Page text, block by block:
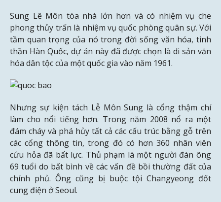
Sung Lê Môn tòa nhà lớn hơn và có nhiệm vụ che
phong thủy trấn là nhiệm vụ quốc phòng quân sự. Với
tầm quan trọng của nó trong đời sống văn hóa, tinh
thần Hàn Quốc, dự án này đã được chọn là di sản văn
hóa dân tộc của một quốc gia vào năm 1961.
Nhưng sự kiện tách Lễ Môn Sung là cổng thậm chí
làm cho nổi tiếng hơn. Trong năm 2008 nổ ra một
đám cháy và phá hủy tất cả các cấu trúc bằng gỗ trên
các cổng thông tin, trong đó có hơn 360 nhân viên
cứu hỏa đã bất lực. Thủ phạm là một người đàn ông
69 tuổi do bất bình về các vấn đề bồi thường đất của
chính phủ. Ông cũng bị buộc tội Changyeong đốt
cung điện ở Seoul.